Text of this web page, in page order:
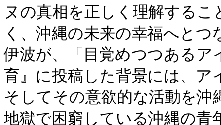
ヌの真相を正しく理解する
く、沖縄の未来の幸福へと
伊波が、「目覚めつつあるア
育』に投稿した背景には、ア
そしてその意欲的な活動を
地獄で困窮している沖縄の青